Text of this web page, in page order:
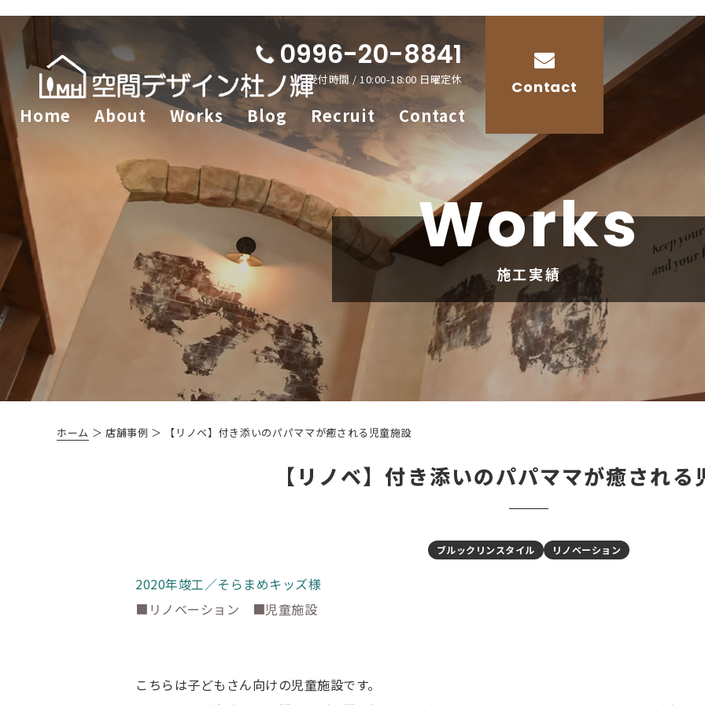
0996-20-8841
受付時間 / 10:00-18:00 日曜定休
Home About Works Blog Recruit Contact
Contact
Works
施工実績
ホーム ＞ 店舗事例 ＞ 【リノベ】付き添いのパパママが癒される児童施設
【リノベ】付き添いのパパママが癒される
ブルックリンスタイル リノベーション
2020年竣工／そらまめキッズ様
■リノベーション ■児童施設
こちらは子どもさん向けの児童施設です。